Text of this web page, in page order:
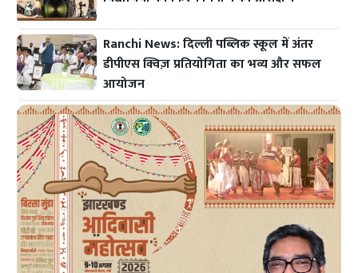
Ranchi News: दिल्ली पब्लिक स्कूल में अंतर
डीपीएस क्विज़ प्रतियोगिता का भव्य और सफल
आयोजन